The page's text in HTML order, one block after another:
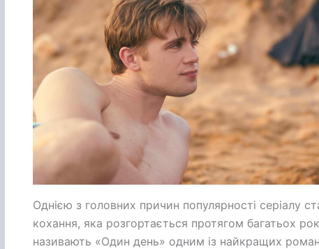
Однією з головних причин популярності серіалу
кохання, яка розгортається протягом багатьох
називають «Один день» одним із найкращих